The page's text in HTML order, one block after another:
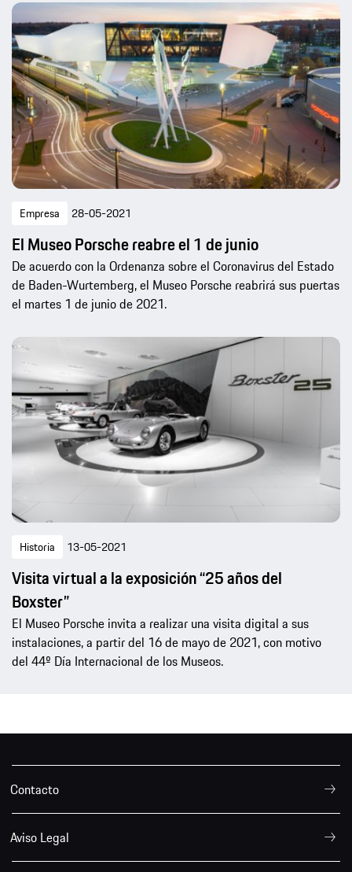
Empresa 28-05-2021
El Museo Porsche reabre el 1 de junio
De acuerdo con la Ordenanza sobre el Coronavirus del Estado
de Baden-Wurtemberg, el Museo Porsche reabrirá sus puertas
el martes 1 de junio de 2021.
Historia 13-05-2021
Visita virtual a la exposición “25 años del
Boxster”
El Museo Porsche invita a realizar una visita digital a sus
instalaciones, a partir del 16 de mayo de 2021, con motivo
del 44º Día Internacional de los Museos.
Contacto
Aviso Legal